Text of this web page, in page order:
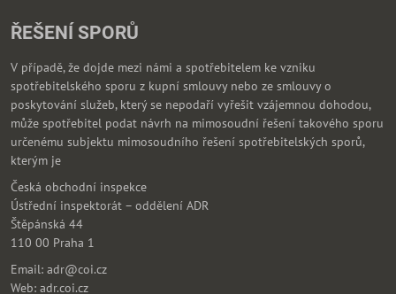
ŘEŠENÍ SPORŮ
V případě, že dojde mezi námi a spotřebitelem ke vzniku
spotřebitelského sporu z kupní smlouvy nebo ze smlouvy o
poskytování služeb, který se nepodaří vyřešit vzájemnou dohodou,
může spotřebitel podat návrh na mimosoudní řešení takového sporu
určenému subjektu mimosoudního řešení spotřebitelských sporů,
kterým je
Česká obchodní inspekce
Ústřední inspektorát – oddělení ADR
Štěpánská 44
110 00 Praha 1
Email: adr@coi.cz
Web: adr.coi.cz